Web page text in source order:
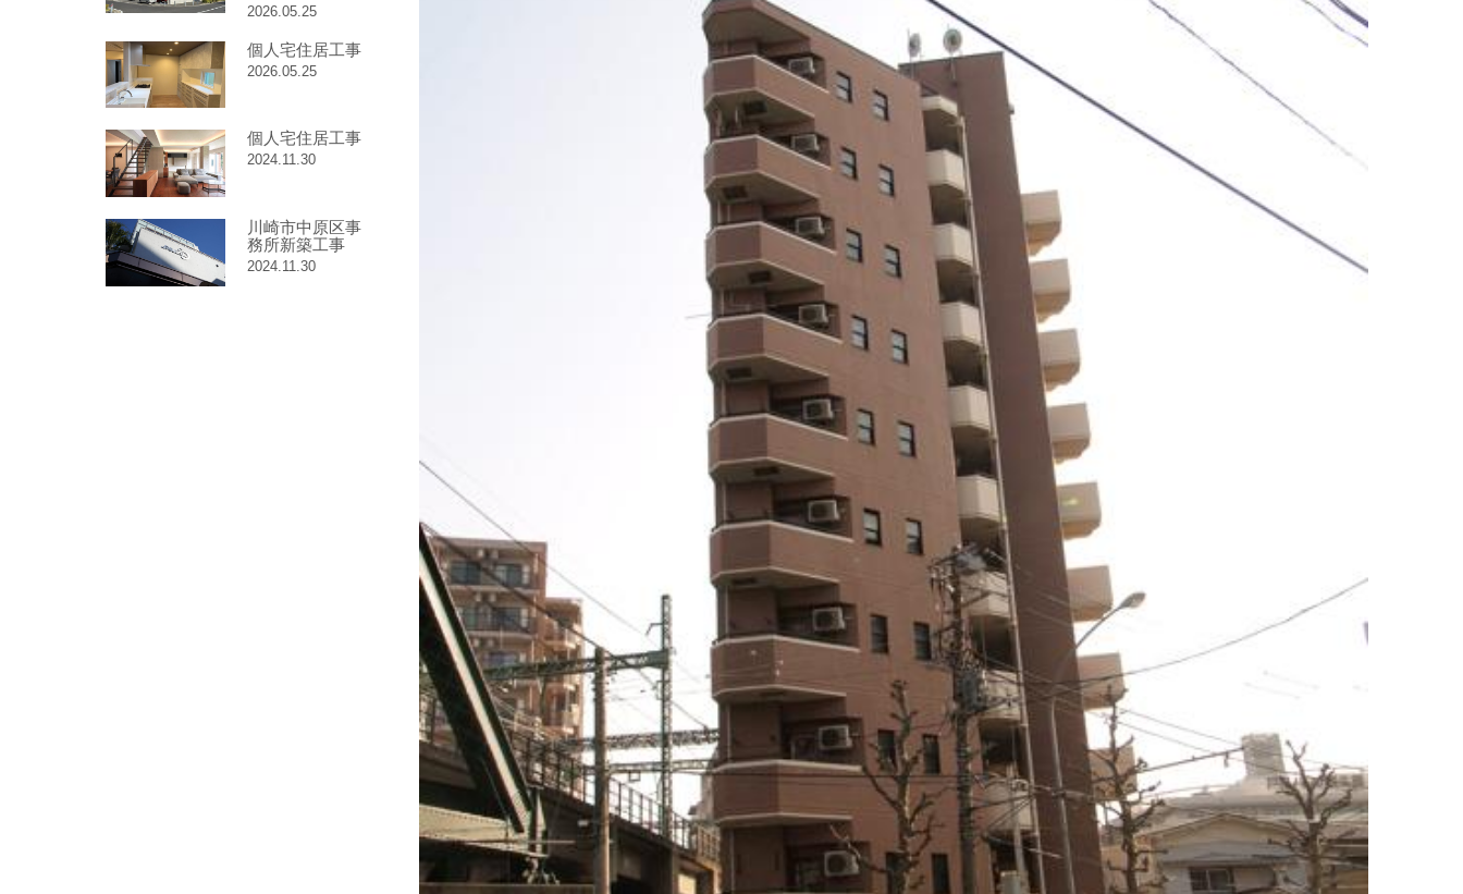
2026.05.25
個人宅住居工事
2026.05.25
個人宅住居工事
2024.11.30
川崎市中原区事
務所新築工事
2024.11.30